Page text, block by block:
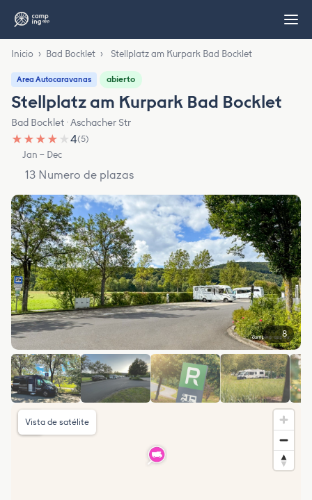
Inicio › Bad Bocklet › Stellplatz am Kurpark Bad Bocklet
Area Autocaravanas abierto
Stellplatz am Kurpark Bad Bocklet
Bad Bocklet · Aschacher Str
★ ★ ★ ★ ★4(5)
Jan – Dec
13 Numero de plazas
8
Vista de satélite